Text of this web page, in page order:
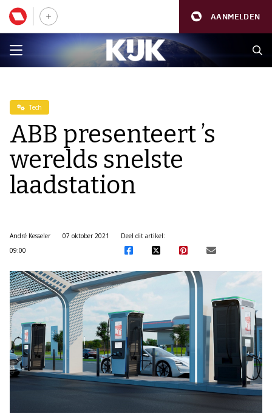
AANMELDEN
Tech
ABB presenteert ’s
werelds snelste
laadstation
André Kesseler
07 oktober 2021
09:00
Deel dit artikel: